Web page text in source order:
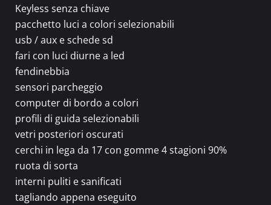
Keyless senza chiave
pacchetto luci a colori selezionabili
usb / aux e schede sd
fari con luci diurne a led
fendinebbia
sensori parcheggio
computer di bordo a colori
profili di guida selezionabili
vetri posteriori oscurati
cerchi in lega da 17 con gomme 4 stagioni 90%
ruota di sorta
interni puliti e sanificati
tagliando appena eseguito